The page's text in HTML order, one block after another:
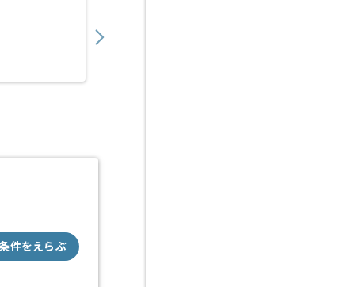
件をえらぶ